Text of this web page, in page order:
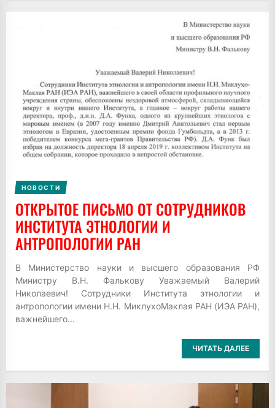
НОВОСТИ
ОТКРЫТОЕ ПИСЬМО ОТ СОТРУДНИКОВ
ИНСТИТУТА ЭТНОЛОГИИ И
АНТРОПОЛОГИИ РАН
В Министерство науки и высшего образования РФ
Министру В.Н. Фалькову Уважаемый Валерий
Николаевич! Сотрудники Института этнологии и
антропологии имени Н.Н. МиклухоМаклая РАН (ИЭА РАН),
важнейшего...
ЧИТАТЬ ДАЛЕЕ